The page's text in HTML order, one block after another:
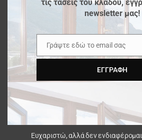
τις τάσεις του κλάδου,
newsletter μας!
Email
Γράψτε εδώ το email σας
ΕΓΓΡΑΦΉ
Ευχαριστώ, αλλά δεν